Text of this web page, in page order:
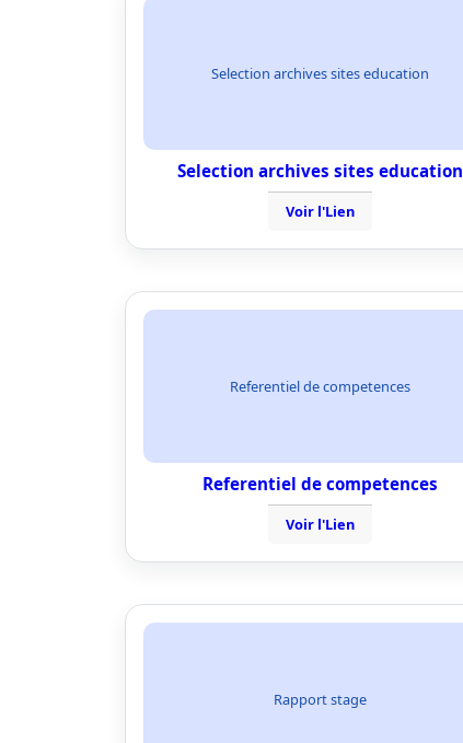
Selection archives sites education
Selection archives sites education
Voir l'Lien
Referentiel de competences
Referentiel de competences
Voir l'Lien
Rapport stage